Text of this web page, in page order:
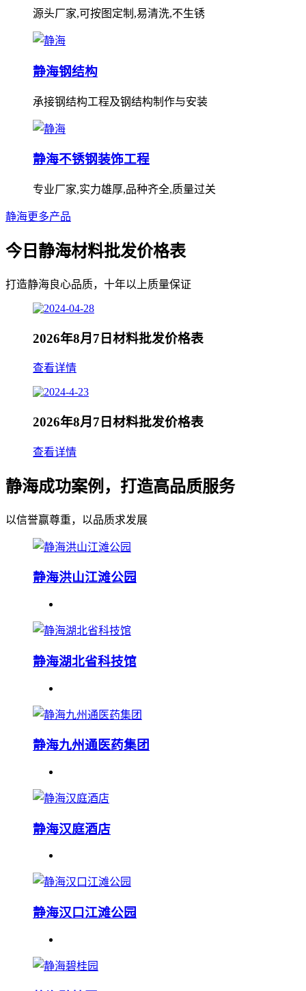
源头厂家,可按图定制,易清洗,不生锈
静海钢结构
承接钢结构工程及钢结构制作与安装
静海不锈钢装饰工程
专业厂家,实力雄厚,品种齐全,质量过关
静海更多产品
今日静海材料批发价格表
打造静海良心品质，十年以上质量保证
2026年8月7日材料批发价格表
查看详情
2026年8月7日材料批发价格表
查看详情
静海成功案例，打造高品质服务
以信誉赢尊重，以品质求发展
静海洪山江滩公园
静海湖北省科技馆
静海九州通医药集团
静海汉庭酒店
静海汉口江滩公园